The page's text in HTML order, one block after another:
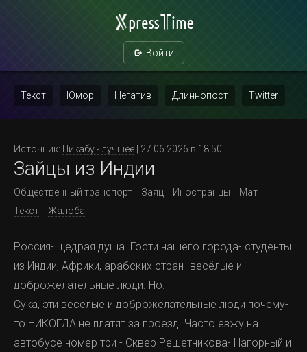
Войти
Текст Юмор Негатив Длиннопост Twitter
Повтор
Источник: Пикабу - лучшее | 27.06.2026 в 18:50
Зайцы из Индии
Общественный транспорт Заяц Иностранцы
Мат
Текст
Жалоба
Россия- щедрая душа. Гости нашего города- студенты
из Индии, Африки, арабских стран- весёлые и
доброжелательные люди. Но.
Сука, эти веселые и доброжелательные люди почему-
то НИКОГДА не платят за проезд. Часто езжу на
автобусе номер три - Сквер Решетникова- Нагорный и